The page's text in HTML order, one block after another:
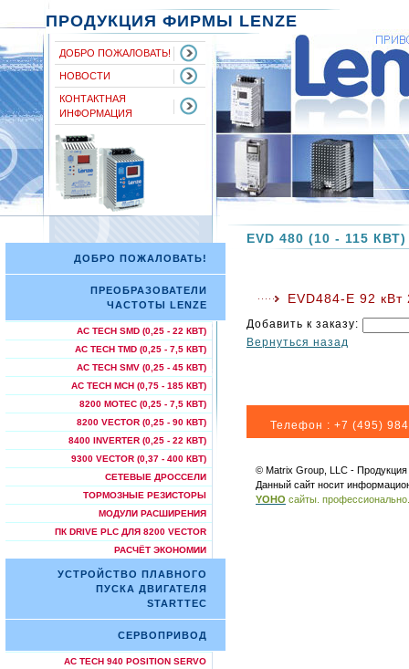
ПРОДУКЦИЯ ФИРМЫ LENZE
ДОБРО ПОЖАЛОВАТЬ!
НОВОСТИ
КОНТАКТНАЯ
ИНФОРМАЦИЯ
ДОБРО ПОЖАЛОВАТЬ!
ПРЕОБРАЗОВАТЕЛИ
ЧАСТОТЫ LENZE
AC TECH SMD (0,25 - 22 КВТ)
AC TECH TMD (0,25 - 7,5 КВТ)
AC TECH SMV (0,25 - 45 КВТ)
AC TECH МСН (0,75 - 185 КВТ)
8200 MOTEC (0,25 - 7,5 КВТ)
8200 VECTOR (0,25 - 90 КВТ)
8400 INVERTER (0,25 - 22 КВТ)
9300 VECTOR (0,37 - 400 КВТ)
СЕТЕВЫЕ ДРОССЕЛИ
ТОРМОЗНЫЕ РЕЗИСТОРЫ
МОДУЛИ РАСШИРЕНИЯ
ПК DRIVE PLC ДЛЯ 8200 VECTOR
РАСЧЁТ ЭКОНОМИИ
УСТРОЙСТВО ПЛАВНОГО
ПУСКА ДВИГАТЕЛЯ
STARTTEC
СЕРВОПРИВОД
AC TECH 940 POSITION SERVO
EVD 480 (10 - 115 КВТ)
EVD484-E 92 кВт
Добавить к заказу:
Вернуться назад
Телефон : +7 (495)
© Matrix Group, LLC -
Данный сайт носит
YOHO сайты. профессионально.